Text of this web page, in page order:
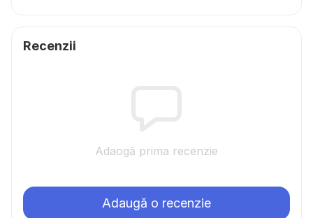
Recenzii
Adaogă prima recenzie
Adaugă o recenzie